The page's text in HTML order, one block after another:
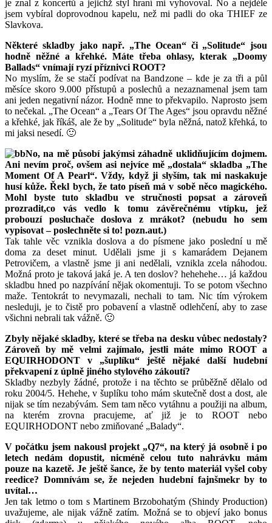
je znal z koncertů a jejichž styl hraní mi vyhovoval. No a nejdéle
jsem vybíral doprovodnou kapelu, než mi padli do oka THIEF ze
Slavkova.
Některé skladby jako např. „The Ocean“ či „Solitude“ jsou
hodně něžné a křehké. Máte třeba ohlasy, kterak „Doomy
Ballads“ vnímají ryzí příznivci ROOT?
No myslím, že se stačí podívat na Bandzone – kde je za tři a půl
měsíce skoro 9.000 přístupů a poslechů a nezaznamenal jsem tam
ani jeden negativní názor. Hodně mne to překvapilo. Naprosto jsem
to nečekal. „The Ocean“ a „Tears Of The Ages“ jsou opravdu něžné
a křehké, jak říkáš, ale že by „Solitude“ byla něžná, natož křehká, to
mi jaksi nesedí. 🙂
No, na mě působí jakýmsi záhadně uklidňujícím dojmem.
Ani nevím proč, ovšem asi nejvíce mě „dostala“ skladba „The
Moment Of A Pearl“. Vždy, když ji slyším, tak mi naskakuje
husí kůže. Řekl bych, že tato píseň má v sobě něco magického.
Mohl byste tuto skladbu ve stručnosti popsat a zároveň
prozradit,co vás vedlo k tomu závěrečnému vtípku, jež
probouzí posluchače doslova z mrákot? (nebudu ho sem
vypisovat – poslechněte si to! pozn.aut.)
Tak tahle věc vznikla doslova a do písmene jako poslední u mě
doma za deset minut. Udělali jsme ji s kamarádem Dejanem
Petrovičem, a vlastně jsme ji ani nedělali, vznikla zcela náhodou.
Možná proto je taková jaká je. A ten doslov? hehehehe… já každou
skladbu hned po nazpívání nějak okomentuji. To se potom všechno
maže. Tentokrát to nevymazali, nechali to tam. Nic tím výrokem
nesleduji, je to čistě pro pobavení a vlastně odlehčení, aby to zase
všichni nebrali tak vážně. 🙂
Zbyly nějaké skladby, které se třeba na desku vůbec nedostaly?
Zároveň by mě velmi zajímalo, jestli máte mimo ROOT a
EQUIRHODONT v „šuplíku“ ještě nějaké další hudební
překvapení z úplně jiného stylového zákoutí?
Skladby nezbyly žádné, protože i na těchto se průběžně dělalo od
roku 2004/5. Hehehe, v šuplíku toho mám skutečně dost a dost, ale
nijak se tím nezabývám. Sem tam něco vytáhnu a použiji na album,
na kterém zrovna pracujeme, ať již je to ROOT nebo
EQUIRHODONT nebo zmiňované „Balady“.
V počátku jsem nakousl projekt „Q7“, na který já osobně i po
letech nedám dopustit, nicméně celou tuto nahrávku mám
pouze na kazetě. Je ještě šance, že by tento materiál vyšel coby
reedice? Domnívám se, že nejeden hudební fajnšmekr by to
uvítal…
Jen tak letmo o tom s Martinem Brzobohatým (Shindy Production)
uvažujeme, ale nijak vážně zatím. Možná se to objeví jako bonus